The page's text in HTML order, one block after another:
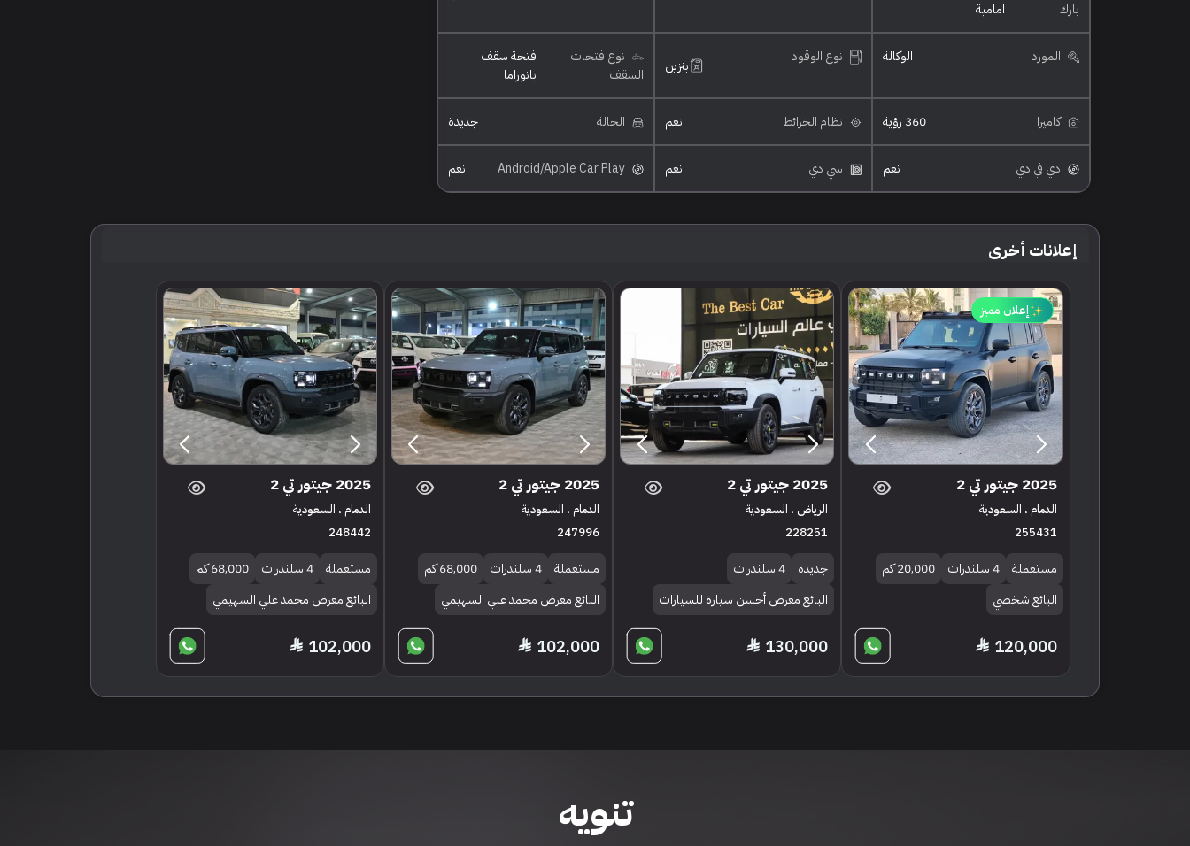
بارك
امامية
المورد الوكالة نوع الوقود بنزين
نوع فتحات
السقف
فتحة سقف
بانوراما
كاميرا 360 رؤية نظام الخرائط نعم الحالة جديدة
دي في دي نعم سي دي نعم نعم
إعلانات أخرى
إعلان مميز
2025 جيتور تي 2
الدمام ، السعودية
255431
مستعملة 4 سلندرات
20,000 كم
البائع شخصي
120,000
2025 جيتور تي 2
الرياض ، السعودية
228251
جديدة
4 سلندرات
البائع معرض أحسن سيارة للسيارات
130,000
2025 جيتور تي 2
الدمام ، السعودية
247996
مستعملة 4 سلندرات
68,000 كم
البائع معرض محمد علي السهيمي
102,000
2025 جيتور تي 2
الدمام ، السعودية
248442
مستعملة 4 سلندرات
68,000 كم
البائع معرض محمد علي السهيمي
102,000
تنويه